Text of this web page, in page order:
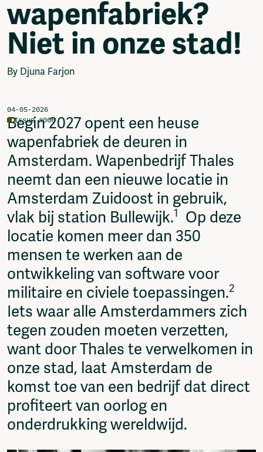
Podcasts
Music
Network
About
Jobs / Internships
Join
Shop
Donate
Advertise
Solidariteitsfonds
Projects
Ventilator Cinema
Anderworld Records
Webdocu Collectief Eigendom
Fragmenta
Vrij Beton
Vrije Ruimte festival
AADE
AA Talks
Ringfeest
AA Academy
Members
Log in to portal
CMS for venues
wapenfabriek?
Niet in onze stad!
By Djuna Farjon
04-05-2026
Issue #066
Begin 2027 opent een heuse
wapenfabriek de deuren in
Amsterdam. Wapenbedrijf Thales
neemt dan een nieuwe locatie in
Amsterdam Zuidoost in gebruik,
vlak bij station Bullewijk.1
Op deze
locatie komen meer dan 350
mensen te werken aan de
ontwikkeling van software voor
militaire en civiele toepassingen.2
Iets waar alle Amsterdammers zich
tegen zouden moeten verzetten,
want door Thales te verwelkomen in
onze stad, laat Amsterdam de
komst toe van een bedrijf dat direct
profiteert van oorlog en
onderdrukking wereldwijd.